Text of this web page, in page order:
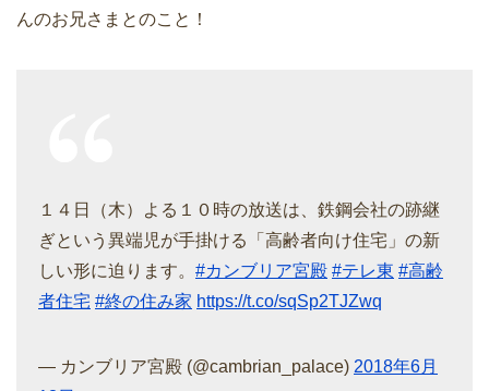
んのお兄さまとのこと！
１４日（木）よる１０時の放送は、鉄鋼会社の跡継
ぎという異端児が手掛ける「高齢者向け住宅」の新
しい形に迫ります。 #カンブリア宮殿 #テレ東 #高齢
者住宅 #終の住み家 https://t.co/sqSp2TJZwq
— カンブリア宮殿 (@cambrian_palace) 2018年6月